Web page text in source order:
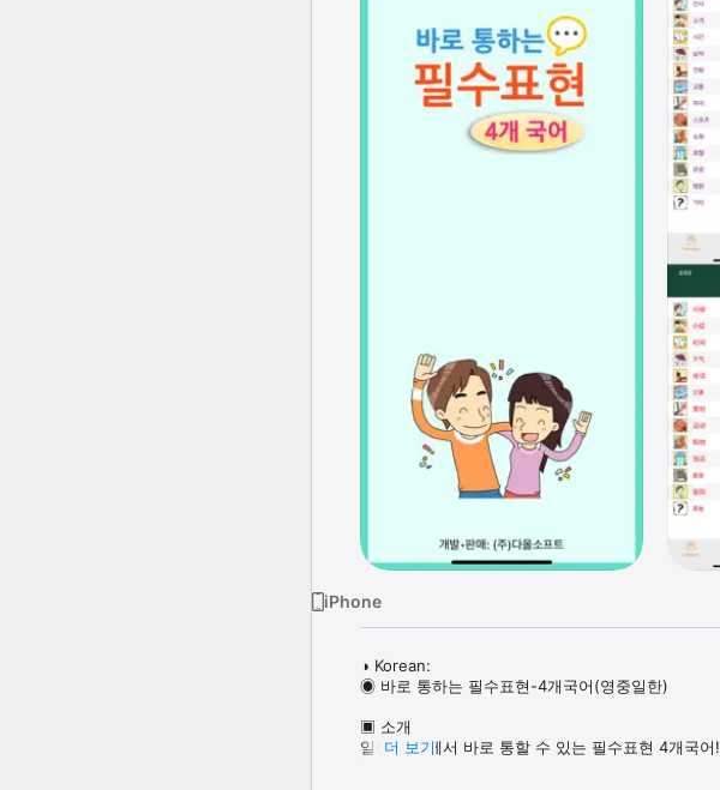
iPhone
◑ Korean:
◉ 바로 통하는 필수표현-4개국어(영중일한)
▣ 소개
일상 생활에서 바로 통할 수 있는 필수표현 4개국어!
더 보기